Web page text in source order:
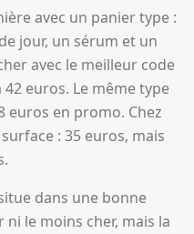
avec un panier type :
jour, un sérum et un
avec le meilleur code
euros. Le même type
euros en promo. Chez
: 35 euros, mais
dans une bonne
ni le moins cher, mais la